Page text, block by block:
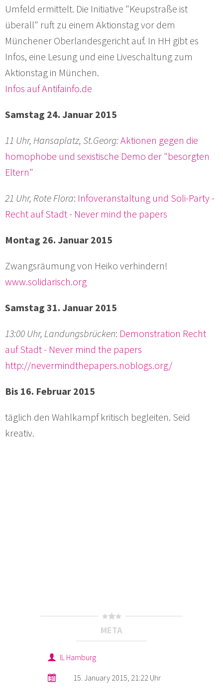
Umfeld ermittelt. Die Initiative "Keupstraße ist
überall" ruft zu einem Aktionstag vor dem
Münchener Oberlandesgericht auf. In HH gibt es
Infos, eine Lesung und eine Liveschaltung zum
Aktionstag in München.
Infos auf Antifainfo.de
Samstag 24. Januar 2015
11 Uhr, Hansaplatz, St.Georg:Aktionen gegen die
homophobe und sexistische Demo der "besorgten
Eltern"
21 Uhr, Rote Flora: Infoveranstaltung und Soli-Party -
Recht auf Stadt - Never mind the papers
Montag 26. Januar 2015
Zwangsräumung von Heiko verhindern!
www.solidarisch.org
Samstag 31. Januar 2015
13:00 Uhr, Landungsbrücken: Demonstration Recht
auf Stadt - Never mind the papers
http://nevermindthepapers.noblogs.org/
Bis 16. Februar 2015
täglich den Wahlkampf kritisch begleiten. Seid
kreativ.
META
IL Hamburg
15. January 2015, 21:22 Uhr